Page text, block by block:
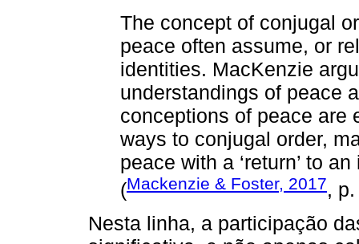
The concept of conjugal
peace often assume, or
identities. MacKenzie
understandings of peace
conceptions of peace are
ways to conjugal order,
peace with a ‘return’ to
(Mackenzie & Foster, 2017,
Nesta linha, a participação